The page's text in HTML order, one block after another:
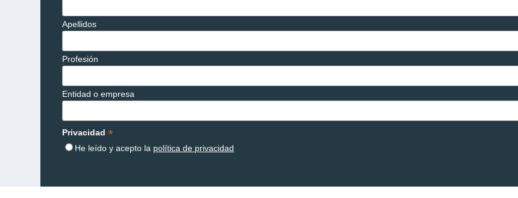
Apellidos
Profesión
Entidad o empresa
Privacidad*
He leído y acepto la política de privacidad